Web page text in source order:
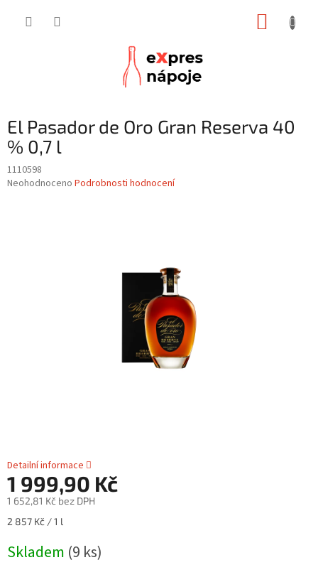
El Pasador de Oro Gran Reserva 40
% 0,7 l
1110598
Průměrné
Neohodnoceno Podrobnosti hodnocení
Detailní informace
1 999,90 Kč
1 652,81 Kč bez DPH
Měrná
2 857 Kč / 1 l
Skladem (9 ks)